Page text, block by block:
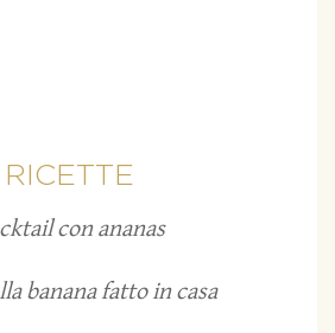
RICETTE
con ananas
banana fatto in casa